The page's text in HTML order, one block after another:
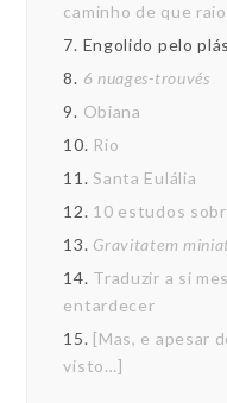
caminho de que
7. Engolido pelo
8. 6 nuages-trouvés
9. Obiana
10. Rio
11. Santa Eulália
12. 10 estudos
13. Gravitatem
14. Traduzir a si
entardecer
15. [Mas, e apesar
visto…]